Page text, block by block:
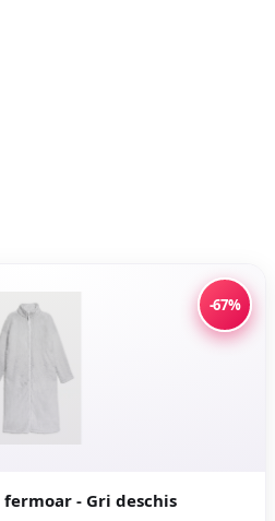
-67%
- Gri deschis